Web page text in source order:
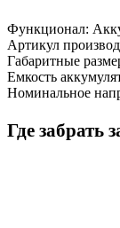
Функционал:
Артикул
Габаритные
Емкость
Номинальное
Где забрать